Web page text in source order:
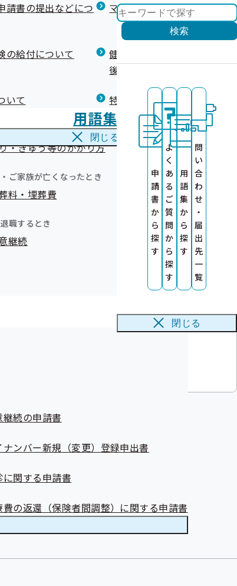
高額になりそう・なったとき
度額適用認定・高額療養費・高額介護合算
全額を負担したとき
な病気にかかり治療を受けたとき
・きゅう等のかかり方
ご家族が亡くなったとき
料・埋葬費
職するとき
継続
継続の申請書
ナンバー新規（変更）登録申出書
に関する申請書
費の返還（保険者間調整）に関する申請書
健診を受けた後の健康づくり
健康宣言（コラボヘルス）
健康づくりコラム
請書の提出などにつ
マイナ保険証等関連について
の給付について
健康保険任意継続制度（退職
後の健康保険）について
いて 特定保健指導について
用語集
閉じる
検索
申
請
書
か
ら
探
す
よ
く
あ
る
ご
質
問
か
ら
探
す
用
語
集
か
ら
探
す
問
い
合
わ
せ
・
届
出
先
一
覧
閉じる
部負担金の免除について